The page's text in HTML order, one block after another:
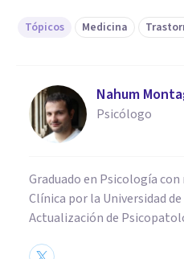
Tópicos Medicina
Nahum
Psicólogo
Graduado en Psicología
Clínica por la Universidad
Actualización de